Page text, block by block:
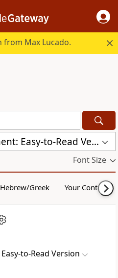
from Max Lucado.
Serbian New Testament: Easy-to-Read Version (ERV-SR)
Font Size
Hebrew/Greek Your Content
to-Read Version